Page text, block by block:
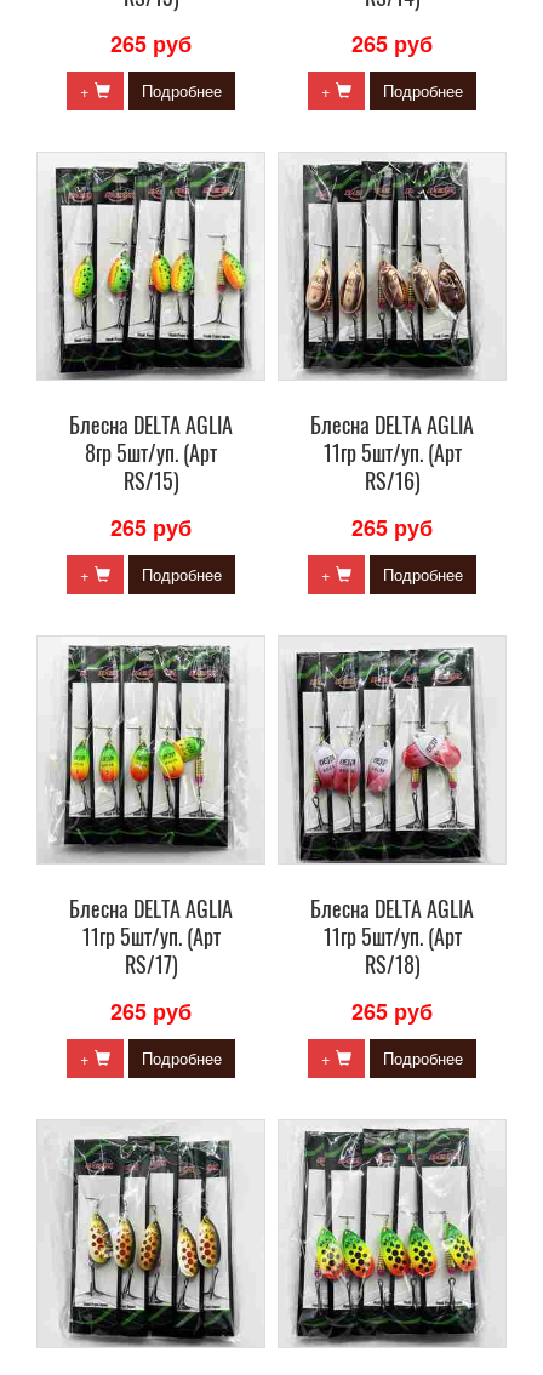
265 руб
+ Подробнее
265 руб
+ Подробнее
Блесна DELTA AGLIA
8гр 5шт/уп. (Арт
RS/15)
265 руб
+ Подробнее
Блесна DELTA AGLIA
11гр 5шт/уп. (Арт
RS/16)
265 руб
+ Подробнее
Блесна DELTA AGLIA
11гр 5шт/уп. (Арт
RS/17)
265 руб
+ Подробнее
Блесна DELTA AGLIA
11гр 5шт/уп. (Арт
RS/18)
265 руб
+ Подробнее